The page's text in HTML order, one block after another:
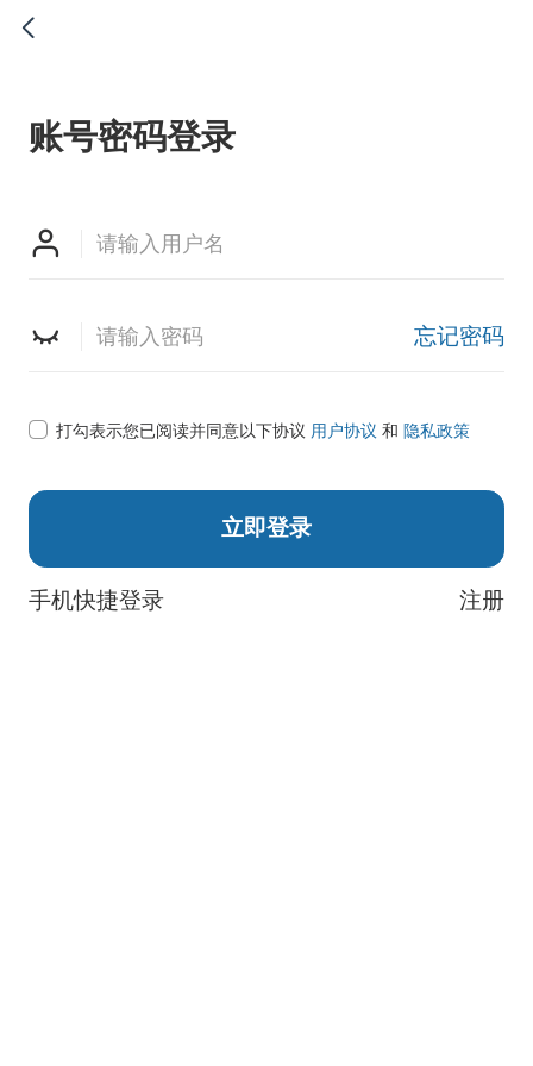

账号密码登录

 忘记密码
 打勾表示您已阅读并同意以下协议 用户协议 和 隐私政策
立即登录
手机快捷登录 注册